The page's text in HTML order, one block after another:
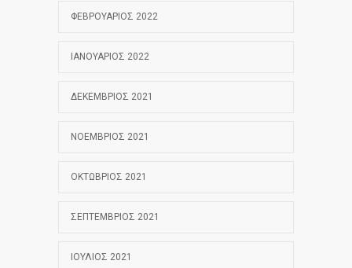
ΦΕΒΡΟΥΆΡΙΟΣ 2022
ΙΑΝΟΥΆΡΙΟΣ 2022
ΔΕΚΈΜΒΡΙΟΣ 2021
ΝΟΈΜΒΡΙΟΣ 2021
ΟΚΤΏΒΡΙΟΣ 2021
ΣΕΠΤΈΜΒΡΙΟΣ 2021
ΙΟΎΛΙΟΣ 2021